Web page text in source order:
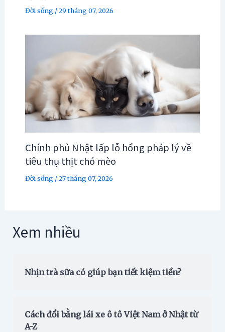
Đời sống/29 tháng 07, 2026
Chính phủ Nhật lấp lỗ hổng pháp lý về
tiêu thụ thịt chó mèo
Đời sống/27 tháng 07, 2026
Xem nhiều
Nhịn trà sữa có giúp bạn tiết kiệm tiền?
Cách đổi bằng lái xe ô tô Việt Nam ở Nhật từ
A-Z